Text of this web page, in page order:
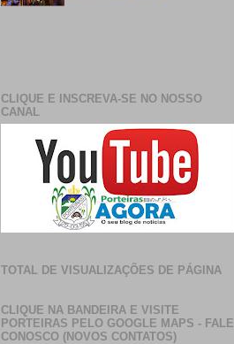
CLIQUE E INSCREVA-SE NO NOSSO
CANAL
TOTAL DE VISUALIZAÇÕES DE PÁGINA
CLIQUE NA BANDEIRA E VISITE
PORTEIRAS PELO GOOGLE MAPS - FALE
CONOSCO (NOVOS CONTATOS)